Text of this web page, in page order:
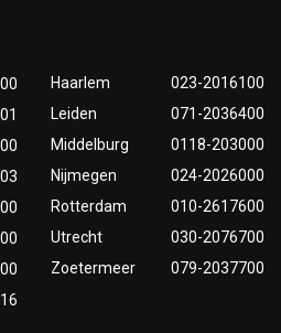
Haarlem
023-2016100
Leiden
071-2036400
Middelburg
0118-203000
Nijmegen
024-2026000
Rotterdam
010-2617600
Utrecht
030-2076700
Zoetermeer
079-2037700